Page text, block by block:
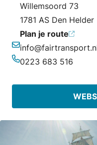
Willemsoord 73
1781 AS Den Helder
Plan je route
E-mailadres
0223 683 516